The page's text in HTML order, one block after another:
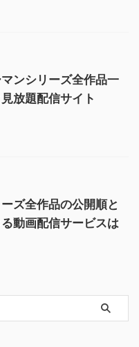
ンシリーズ全作品一
放題配信サイト
ズ全作品の公開順と
動画配信サービスは